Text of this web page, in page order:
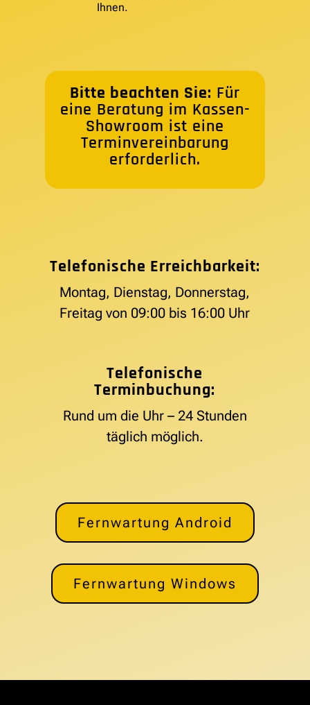
Ihnen.
Bitte beachten Sie: Für
eine Beratung im Kassen-
Showroom ist eine
Terminvereinbarung
erforderlich.
Telefonische Erreichbarkeit:
Montag, Dienstag, Donnerstag,
Freitag von 09:00 bis 16:00 Uhr
Telefonische
Terminbuchung:
Rund um die Uhr – 24 Stunden
täglich möglich.
Fernwartung Android
Fernwartung Windows